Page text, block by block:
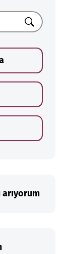
Ara
arıyorum